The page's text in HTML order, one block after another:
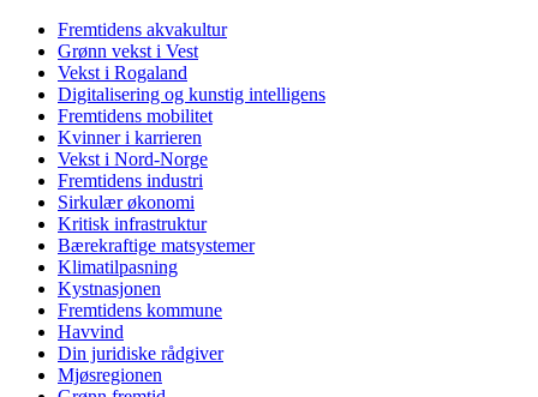
Fremtidens akvakultur
Grønn vekst i Vest
Vekst i Rogaland
Digitalisering og kunstig intelligens
Fremtidens mobilitet
Kvinner i karrieren
Vekst i Nord-Norge
Fremtidens industri
Sirkulær økonomi
Kritisk infrastruktur
Bærekraftige matsystemer
Klimatilpasning
Kystnasjonen
Fremtidens kommune
Havvind
Din juridiske rådgiver
Mjøsregionen